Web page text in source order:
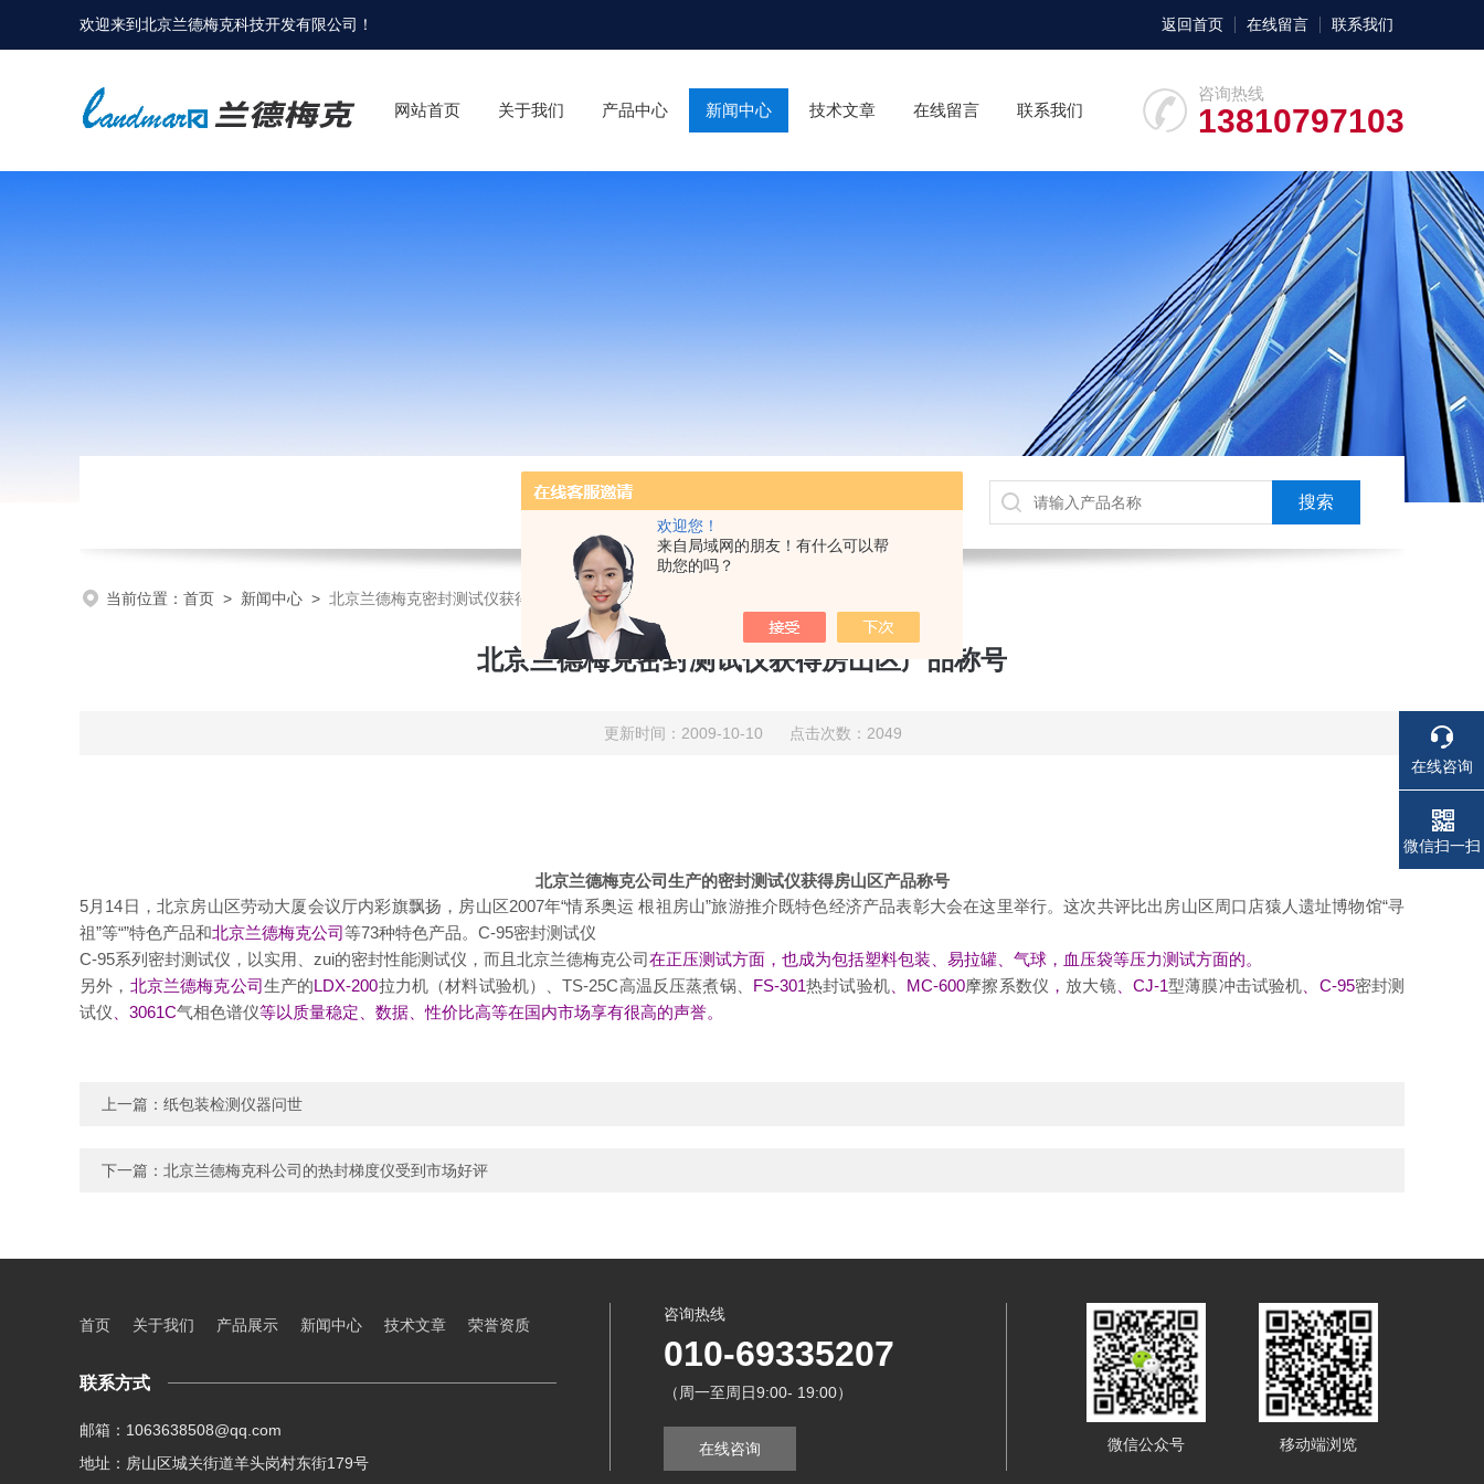
欢迎您！
来自局域网的朋友！有什么可以帮
助您的吗？
欢迎来到北京兰德梅克科技开发有限公司 ！ 返回首页 在线留言 联系我们
咨询热线
13810797103
网站首页 关于我们 产品中心 新闻中心 技术文章 在线留言 联系我们
当前位置： 首页 > 新闻中心 > 北京兰德梅克密封测试仪获得房山区产品称号
北京兰德梅克密封测试仪获得房山区产品称号
更新时间：2009-10-10 点击次数：2049
北京兰德梅克公司生产的密封测试仪获得房山区产品称号
5月14日 ，北京房山区劳动大厦会议厅内彩旗飘扬，房山区2007年“情系奥运 根祖房山”旅游推介既特色经济产品表彰大会在这里举行。这次共评比出房山区周口店猿人遗址博物馆“寻
祖”等“”特色产品和北京兰德梅克公司等73种特色产品。C-95密封测试仪
C-95系列密封测试仪 ，以实用、zui的密封性能测试仪 ，而且 北京兰德梅克公司在正压测试方面，也成为包括塑料包装、易拉罐、气球，血压袋等压力测试方面的。
另外， 北京兰德梅克公司生产的LDX-200拉力机（材料试验机） 、TS-25C高温反压蒸煮锅、 FS-301热封试验机、 MC-600摩擦系数仪 ， 放大镜、CJ-1型薄膜冲击试验机 、C-95密封测
试仪
3061C气相色谱仪等以质量稳定、数据、性价比高等在国内市场享有很高的声誉。
上一篇： 纸包装检测仪器问世
下一篇： 北京兰德梅克科公司的热封梯度仪受到市场好评
首页 关于我们 产品展示 新闻中心 技术文章 荣誉资质
联系方式
邮箱：1063638508@qq.com
地址：房山区城关街道羊头岗村东街179号
咨询热线
010-69335207
（周一至周日9:00- 19:00）
在线咨询 微信公众号 移动端浏览
在线咨询
电话
电话
微信扫一扫